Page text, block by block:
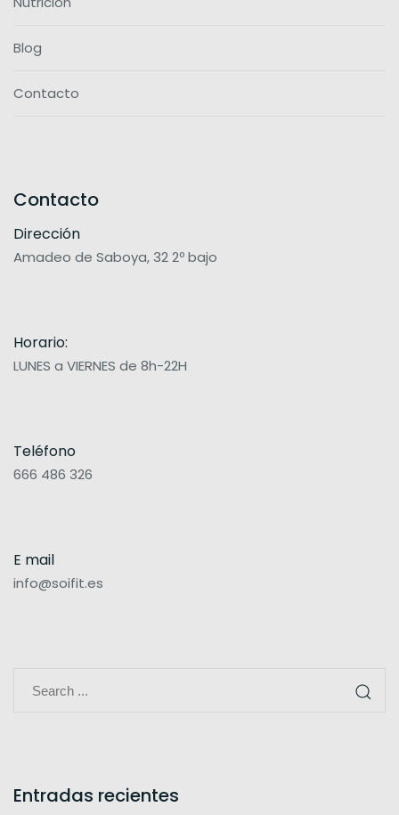
Blog
Contacto
Contacto
Dirección
Amadeo de Saboya, 32 2º bajo
Horario:
LUNES a VIERNES de 8h-22H
Teléfono
666 486 326
E mail
info@soifit.es
Entradas recientes